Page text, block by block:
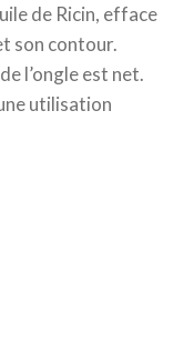
de Ricin, efface
son contour.
l’ongle est net.
utilisation